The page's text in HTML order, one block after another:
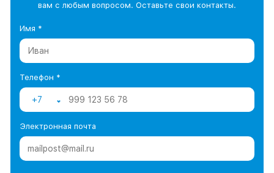
вам с любым вопросом. Оставьте свои контакты.
Имя *
Телефон *
+7
Электронная почта